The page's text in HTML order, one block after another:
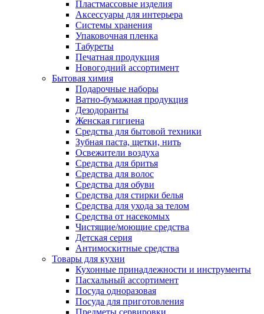
Пластмассовые изделия
Аксессуары для интерьера
Системы хранения
Упаковочная пленка
Табуреты
Печатная продукция
Новогодний ассортимент
Бытовая химия
Подарочные наборы
Ватно-бумажная продукция
Дезодоранты
Женская гигиена
Средства для бытовой техники
Зубная паста, щетки, нить
Освежители воздуха
Средства для бритья
Средства для волос
Средства для обуви
Средства для стирки белья
Средства для ухода за телом
Средства от насекомых
Чистящие/моющие средства
Детская серия
Антимоскитные средства
Товары для кухни
Кухонные принадлежности и инструменты
Пасхальный ассортимент
Посуда одноразовая
Посуда для приготовления
Предметы сервировки